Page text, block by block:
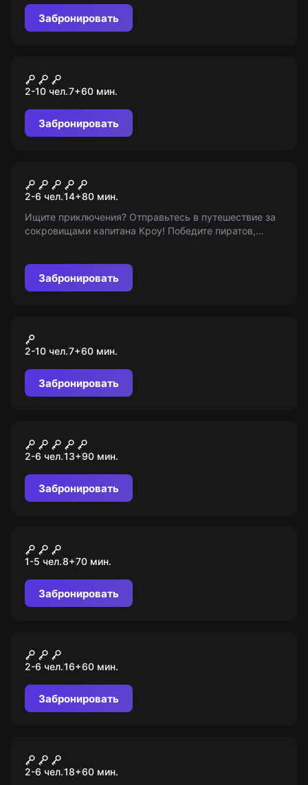
Забронировать
Уэнсдей
2-10 чел.7+60 мин.
Забронировать
Пиратское сокровище
2-6 чел.14+80 мин.
Ищите приключения? Отправьтесь в путешествие за
сокровищами капитана Кроу! Победите пиратов,
Забронировать
Brawl Stars
2-10 чел.7+60 мин.
Забронировать
Убийство в галерее
Серпентайн
2-6 чел.13+90 мин.
Забронировать
Шпионская миссия
1-5 чел.8+70 мин.
Забронировать
Сайлент Хилл
2-6 чел.16+60 мин.
Забронировать
Квартал красных фонарей
2-6 чел.18+60 мин.